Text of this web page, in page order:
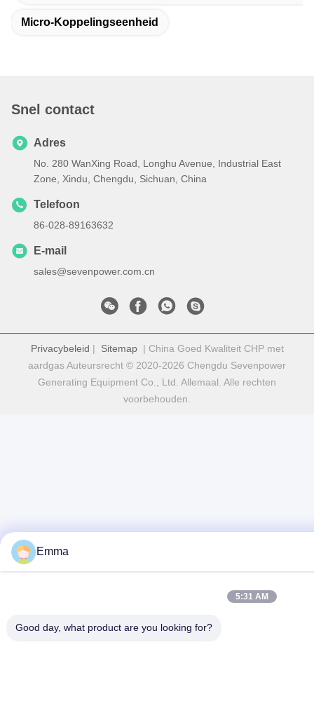
Micro-Koppelingseenheid
Snel contact
Adres
No. 280 WanXing Road, Longhu Avenue, Industrial East
Zone, Xindu, Chengdu, Sichuan, China
Telefoon
86-028-89163632
E-mail
sales@sevenpower.com.cn
Privacybeleid | Sitemap| China Goed Kwaliteit CHP met
aardgas Auteursrecht © 2020-2026 Chengdu Sevenpower
Generating Equipment Co., Ltd. Allemaal. Alle rechten
voorbehouden.
Emma
5:31 AM
Good day, what product are you looking for?